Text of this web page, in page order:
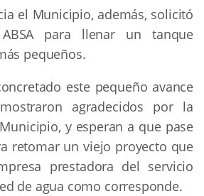
el Municipio, además, solicitó
para llenar un tanque
pequeños.
este pequeño avance
agradecidos por la
y esperan a que pase
retomar un viejo proyecto que
prestadora del servicio
de agua como corresponde.